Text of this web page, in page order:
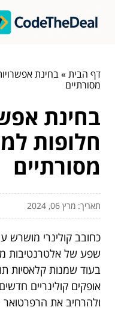
דף הבית»בחינת
מסורתיים
בחינת
חלופות
מסורתיים
תאריך: מרץ 06, 2024
כחובב קולינרי מושרש
שפע של אלטרנטיבות
בעוד שמנות קלאסיות
אופקים קולינריים
ולהרחיב את הרפרטואר